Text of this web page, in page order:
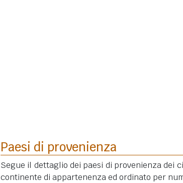
Paesi di provenienza
Segue il dettaglio dei paesi di provenienza dei
continente di appartenenza ed ordinato per